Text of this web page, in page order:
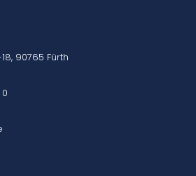
90765 Fürth